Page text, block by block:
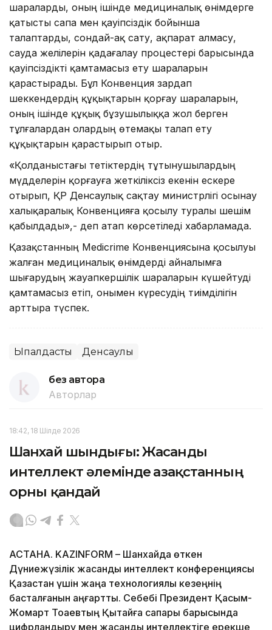
шараларды, оның ішінде медициналық өнімдерге
қатысты сапа мен қауіпсіздік бойынша
талаптарды, сондай-ақ сату, ақпарат алмасу,
сауда желілерін қадағалау процестері барысында
қауіпсіздікті қамтамасыз ету шараларын
қарастырады. Бұл Конвенция зардап
шеккендердің құқықтарын қорғау шараларын,
оның ішінде құқық бұзушылыққа жол берген
тұлғалардан олардың өтемақы талап ету
құқықтарын қарастырып отыр.
«Қолданыстағы тетіктердің тұтынушылардың
мүдделерін қорғауға жеткіліксіз екенін ескере
отырып, ҚР Денсаулық сақтау министрлігі осынау
халықаралық Конвенцияға қосылу туралы шешім
қабылдады»,- деп атап көрсетіледі хабарламада.
Қазақстанның Medicrime Конвенциясына қосылуы
жалған медициналық өнімдерді айналымға
шығарудың жауапкершілік шараларын күшейтуді
қамтамасыз етіп, онымен күресудің тиімділігін
арттыра түспек.
Ықпалдастық Денсаулық
без автора
Авторлар
18:42, 18 Шілде 2026
Шанхай шындығы: Жасанды
интеллект әлемінде Қазақстанның
орны қандай
АСТАНА. KAZINFORM – Шанхайда өткен
Дүниежүзілік жасанды интеллект конференциясы
Қазақстан үшін жаңа технологиялық кезеңнің
басталғанын аңғартты. Себебі Президент Қасым-
Жомарт Тоқаевтың Қытайға сапары барысында
цифрландыру мен жасанды интеллектіге ерекше